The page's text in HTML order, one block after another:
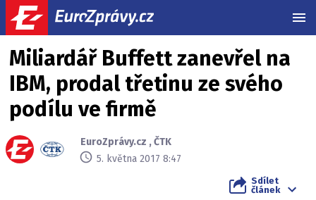
Miliardář Buffett zanevřel na
IBM, prodal třetinu ze svého
podílu ve firmě
EuroZprávy.cz ,ČTK
5. května 2017 8:47
Sdílet
článek